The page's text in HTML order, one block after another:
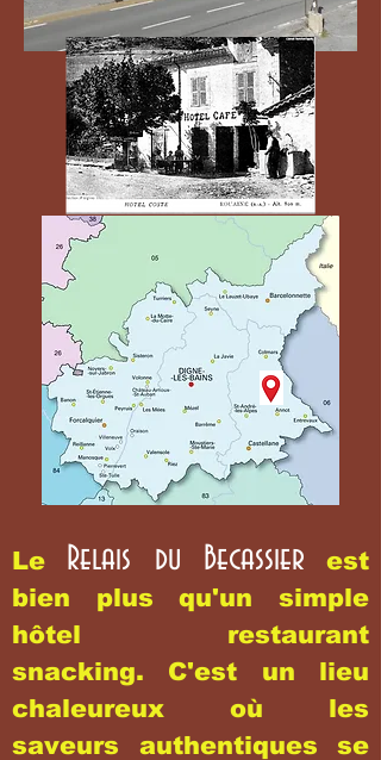
Le Relais du Becassier est
bien plus qu'un simple
hôtel restaurant
snacking. C'est un lieu
chaleureux où les
saveurs authentiques se